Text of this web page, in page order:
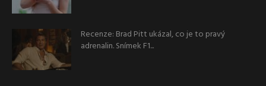
Recenze: Brad Pitt ukázal, co je to pravý
adrenalin. Snímek F1...